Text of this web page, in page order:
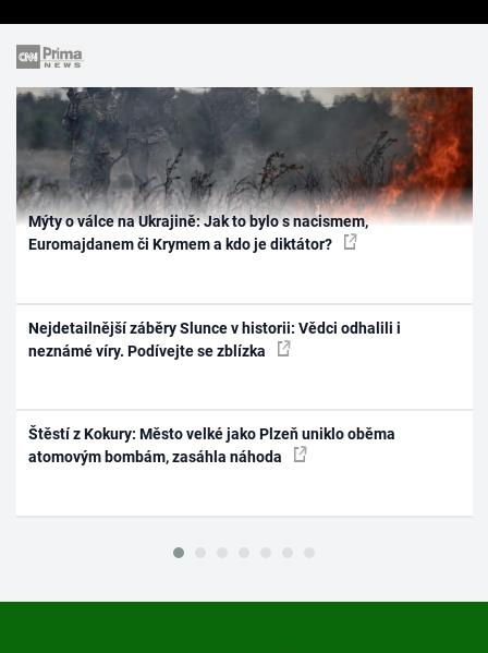
Mýty o válce na Ukrajině: Jak to bylo s nacismem,
Euromajdanem či Krymem a kdo je diktátor?
Nejdetailnější záběry Slunce v historii: Vědci odhalili i
neznámé víry. Podívejte se zblízka
Štěstí z Kokury: Město velké jako Plzeň uniklo oběma
atomovým bombám, zasáhla náhoda